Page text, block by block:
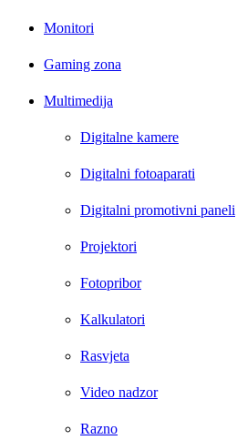
Monitori
Gaming zona
Multimedija
Digitalne kamere
Digitalni fotoaparati
Digitalni promotivni paneli
Projektori
Fotopribor
Kalkulatori
Rasvjeta
Video nadzor
Razno